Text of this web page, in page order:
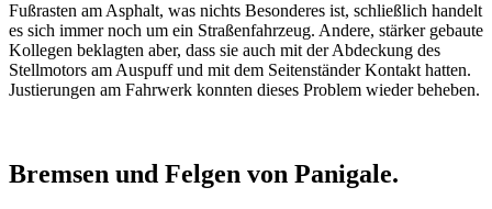
Fußrasten am Asphalt, was nichts Besonderes ist, schließlich handelt
es sich immer noch um ein Straßenfahrzeug. Andere, stärker gebaute
Kollegen beklagten aber, dass sie auch mit der Abdeckung des
Stellmotors am Auspuff und mit dem Seitenständer Kontakt hatten.
Justierungen am Fahrwerk konnten dieses Problem wieder beheben.
Bremsen und Felgen von Panigale.